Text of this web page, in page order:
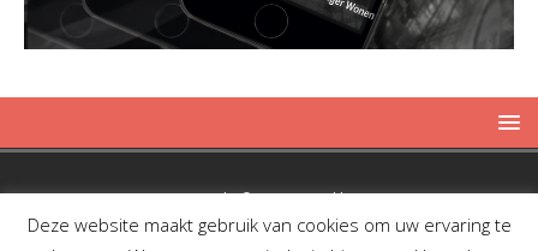
Copyright © 2019 Spreekbuis
Deze website maakt gebruik van cookies om uw ervaring te